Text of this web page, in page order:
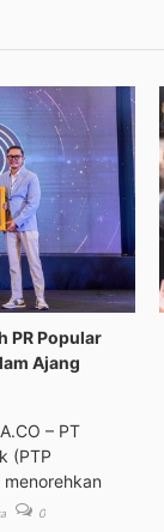
PR Popular
Ajang
– PT
(PTP
0